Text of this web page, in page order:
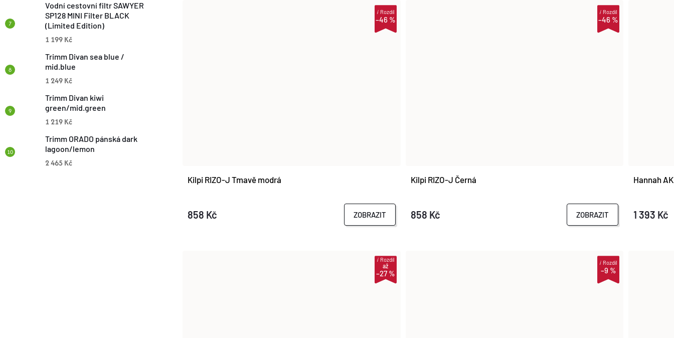
Vodní cestovní filtr SAWYER
SP128 MINI Filter BLACK
(Limited Edition)
1 199 Kč
Trimm Divan sea blue /
mid.blue
1 249 Kč
Trimm Divan kiwi
green/mid.green
1 219 Kč
Trimm ORADO pánská dark
lagoon/lemon
2 465 Kč
–46 %
iRozdíl
Kilpi RIZO-J Tmavě modrá
858 Kč ZOBRAZIT
–46 %
iRozdíl
Kilpi RIZO-J Černá
858 Kč ZOBRAZIT
Hannah
1 393 Kč
až
–27 %
iRozdíl
–9 %
iRozdíl